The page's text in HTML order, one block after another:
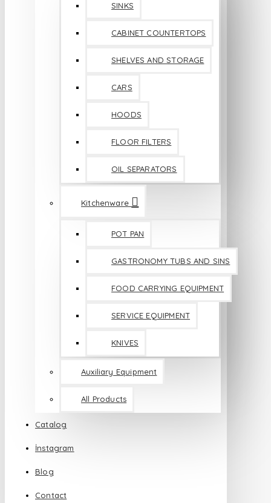
SINKS
CABINET COUNTERTOPS
SHELVES AND STORAGE
CARS
HOODS
FLOOR FILTERS
OIL SEPARATORS
Kitchenware
POT PAN
GASTRONOMY TUBS AND SINS
FOOD CARRYING EQUIPMENT
SERVICE EQUIPMENT
KNIVES
Auxiliary Equipment
All Products
Catalog
İnstagram
Blog
Contact